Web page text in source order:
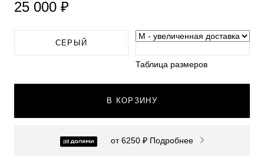
25 000 ₽
СЕРЫЙ
Таблица размеров
В КОРЗИНУ
от 6250 ₽ Подробнее